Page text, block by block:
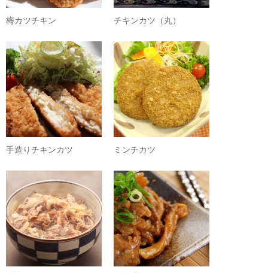
梅カツチキン チキンカツ（丸）
手造りチキンカツ ミンチカツ